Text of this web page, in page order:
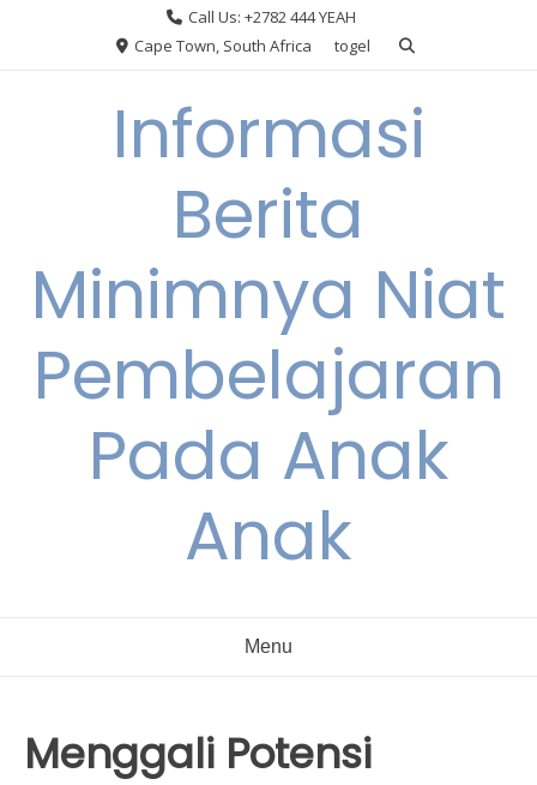
Call Us: +2782 444 YEAH
Cape Town, South Africa
togel
Informasi
Berita
Minimnya Niat
Pembelajaran
Pada Anak
Anak
Menu
Menggali Potensi